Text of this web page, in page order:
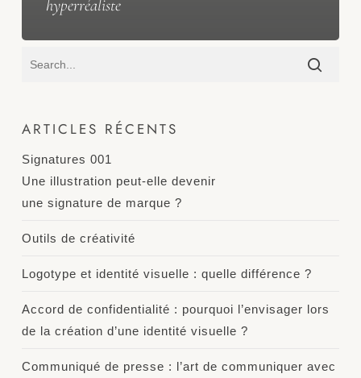
hyperréaliste
ARTICLES RÉCENTS
Signatures 001
Une illustration peut-elle devenir
une signature de marque ?
Outils de créativité
Logotype et identité visuelle : quelle différence ?
Accord de confidentialité : pourquoi l’envisager lors
de la création d’une identité visuelle ?
Communiqué de presse : l’art de communiquer avec